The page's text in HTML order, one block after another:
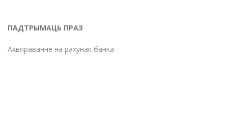
ПАДТРЫМАЦЬ ПРАЗ
Ахвяраванне на рахунак банка